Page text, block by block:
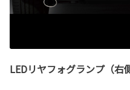
LEDリヤフォグランプ（右